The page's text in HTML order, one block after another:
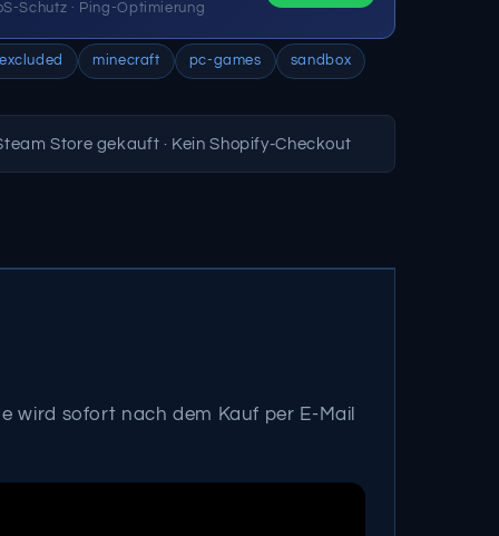
Schutz · Ping-Optimierung
minecraft pc-games sandbox
Store gekauft · Kein Shopify-Checkout
wird sofort nach dem Kauf per E-Mail